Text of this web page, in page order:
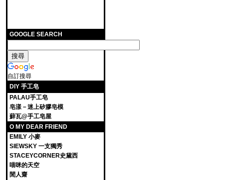
GOOGLE SEARCH
自訂搜尋
DIY 手工皂
PALAU手工皂
皂漾－迷上矽膠皂模
蘚瓦@手工皂屋
O MY DEAR FRIEND
EMILY 小麥
SIEWSKY 一支獨秀
STACEYCORNER史黛西
喵咪的天空
閒人齋